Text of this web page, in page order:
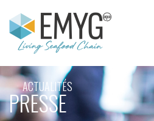
ACTUALITÉS
PRESSE